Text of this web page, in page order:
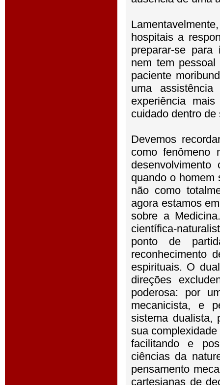
hospitais a
preparar-se
nem tem
paciente
uma
experiência
cuidado dentro
Devemos
como fenômeno
quando o homem
não como
agora estamos
sobre a
científica-
ponto de
reconhecimento
espirituais. O
direções
poderosa: por
mecanicista, e
sistema dualista,
sua
facilitando e
ciências da
pensamento
cartesianas de